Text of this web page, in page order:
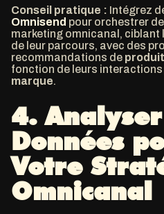
Conseil pratique : Intégrez
Omnisend pour orchestrer
marketing omnicanal, ciblant
de leur parcours, avec des
recommandations de
fonction de leurs
marque.
4.
Données
Votre
Omnicanal